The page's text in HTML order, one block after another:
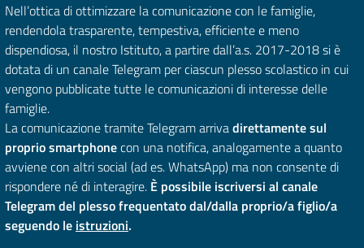
Nell’ottica di ottimizzare la comunicazione con le famiglie,
rendendola trasparente, tempestiva, efficiente e meno
dispendiosa, il nostro Istituto, a partire dall’a.s. 2017-2018 si è
dotata di un canale Telegram per ciascun plesso scolastico in cui
vengono pubblicate tutte le comunicazioni di interesse delle
famiglie.
La comunicazione tramite Telegram arrivadirettamente sul
proprio smartphonecon una notifica, analogamente a quanto
avviene con altri social (ad es. WhatsApp) ma non consente di
rispondere né di interagire. È possibile iscriversi al canale
Telegram del plesso frequentato dal/dalla proprio/a figlio/a
seguendo le istruzioni.